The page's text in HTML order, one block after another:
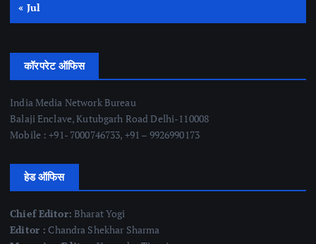
« Jul
कॉरपरेट ऑफिस
India Media Network Bureau
Balaji Enclave, Kutubgarh Road Delhi-110008
Mobile : +91- 7000746733, +91 – 9926990173
हेड ऑफिस
Chief Editor: Bharat Yogi
Editor : Chandra Shekhar Sharma